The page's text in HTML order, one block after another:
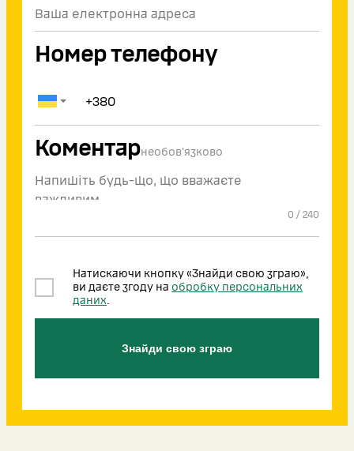
Номер телефону
Коментарнеобов'язково
0 / 240
Натискаючи кнопку «Знайди свою зграю»,
ви даєте згоду на обробку персональних
даних.
Знайди свою зграю